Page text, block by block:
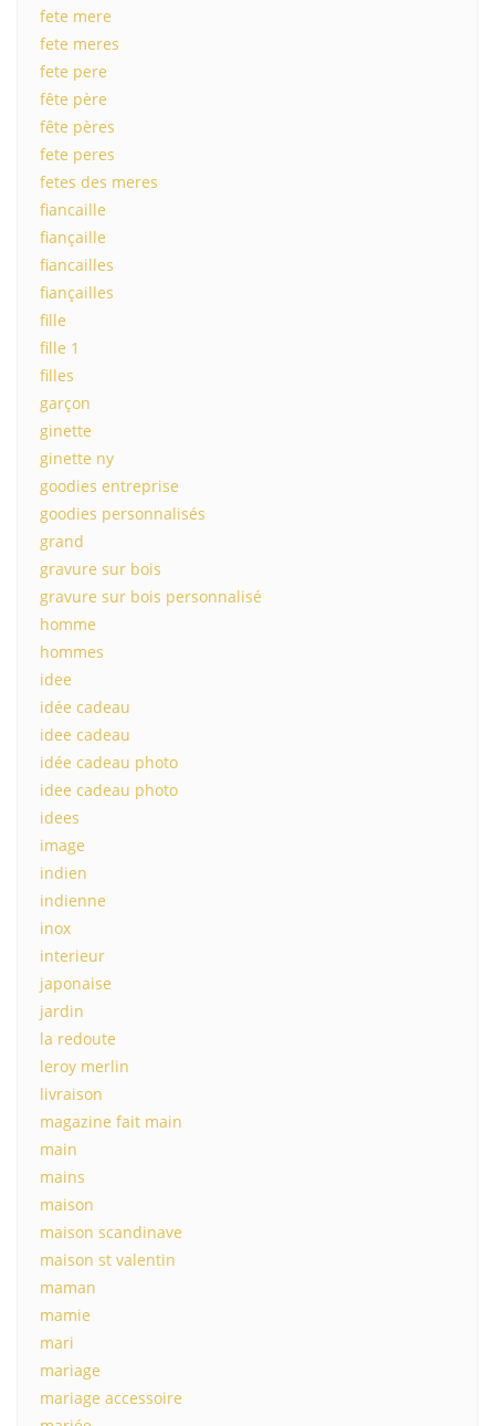
fete mere
fete meres
fete pere
fête père
fête pères
fete peres
fetes des meres
fiancaille
fiançaille
fiancailles
fiançailles
fille
fille 1
filles
garçon
ginette
ginette ny
goodies entreprise
goodies personnalisés
grand
gravure sur bois
gravure sur bois personnalisé
homme
hommes
idee
idée cadeau
idee cadeau
idée cadeau photo
idee cadeau photo
idees
image
indien
indienne
inox
interieur
japonaise
jardin
la redoute
leroy merlin
livraison
magazine fait main
main
mains
maison
maison scandinave
maison st valentin
maman
mamie
mari
mariage
mariage accessoire